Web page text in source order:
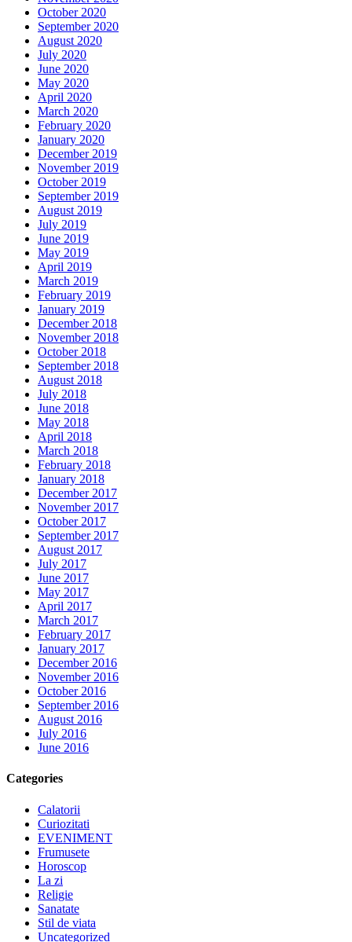
October 2020
September 2020
August 2020
July 2020
June 2020
May 2020
April 2020
March 2020
February 2020
January 2020
December 2019
November 2019
October 2019
September 2019
August 2019
July 2019
June 2019
May 2019
April 2019
March 2019
February 2019
January 2019
December 2018
November 2018
October 2018
September 2018
August 2018
July 2018
June 2018
May 2018
April 2018
March 2018
February 2018
January 2018
December 2017
November 2017
October 2017
September 2017
August 2017
July 2017
June 2017
May 2017
April 2017
March 2017
February 2017
January 2017
December 2016
November 2016
October 2016
September 2016
August 2016
July 2016
June 2016
Categories
Calatorii
Curiozitati
EVENIMENT
Frumusete
Horoscop
La zi
Religie
Sanatate
Stil de viata
Uncategorized